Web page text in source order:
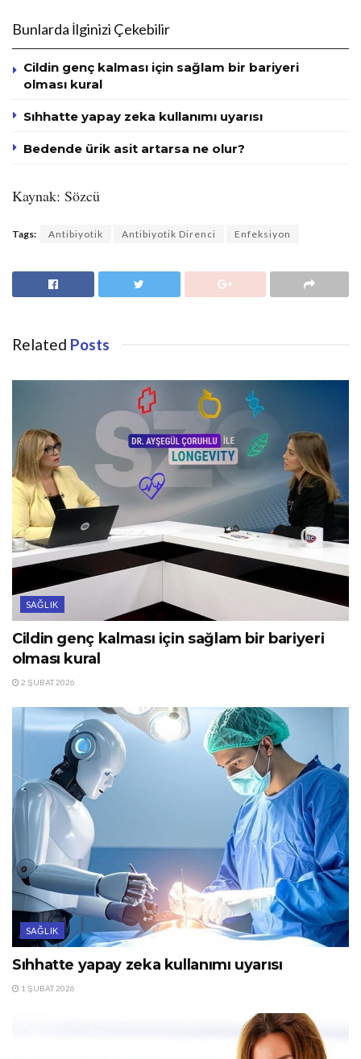
Bunlarda İlginizi Çekebilir
Cildin genç kalması için sağlam bir bariyeri
olması kural
Sıhhatte yapay zeka kullanımı uyarısı
Bedende ürik asit artarsa ne olur?
Kaynak: Sözcü
Tags: Antibiyotik Antibiyotik Direnci Enfeksiyon
Related Posts
SAĞLIK
Cildin genç kalması için sağlam bir bariyeri
olması kural
2 ŞUBAT 2026
SAĞLIK
Sıhhatte yapay zeka kullanımı uyarısı
1 ŞUBAT 2026